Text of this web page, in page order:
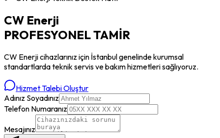
CW Enerji
PROFESYONELTAMİR
CW Enerjicihazlarınız için İstanbul genelinde kurumsal
standartlarda teknik servis ve bakım hizmetleri sağlıyoruz.
Hizmet Talebi Oluştur
Adınız Soyadınız
Telefon Numaranız
Mesajınız